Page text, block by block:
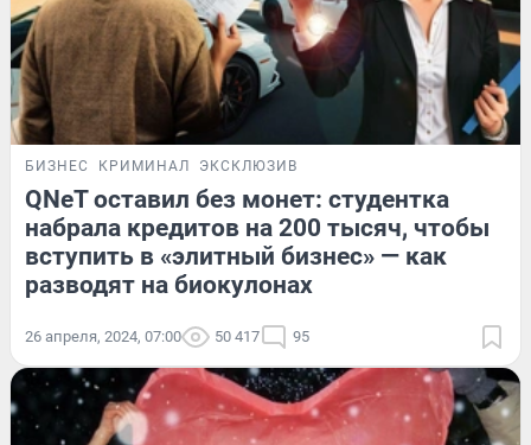
БИЗНЕС КРИМИНАЛ ЭКСКЛЮЗИВ
QNeT оставил без монет: студентка
набрала кредитов на 200 тысяч, чтобы
вступить в «элитный бизнес» — как
разводят на биокулонах
26 апреля, 2024, 07:00 50 417 95